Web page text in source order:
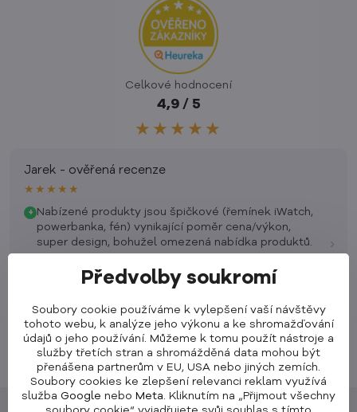
Celkové hodnocení
4,9 / 5
★★★★★
Jarek - ověřená recenze
★★★★★
+
Nabízené produkty jsou špičkové (řemínek iWatch,
powerbanka, fén) vynikající poměr cena/výkon,
super design, bohužel omezená nabídka produktů.
›
Předvolby soukromí
Soubory cookie používáme k vylepšení vaší návštěvy
tohoto webu, k analýze jeho výkonu a ke shromažďování
údajů o jeho používání. Můžeme k tomu použít nástroje a
služby třetích stran a shromážděná data mohou být
přenášena partnerům v EU, USA nebo jiných zemích.
Soubory cookies ke zlepšení relevanci reklam využívá
služba Google nebo Meta . Kliknutím na „Přijmout všechny